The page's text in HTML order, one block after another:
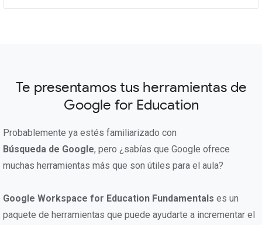
Te presentamos tus herramientas de
Google for Education
Probablemente ya estés familiarizado con
Búsqueda de Google, pero ¿sabías que Google ofrece
muchas herramientas más que son útiles para el aula?
Google Workspace for Education Fundamentals es un
paquete de herramientas que puede ayudarte a incrementar el